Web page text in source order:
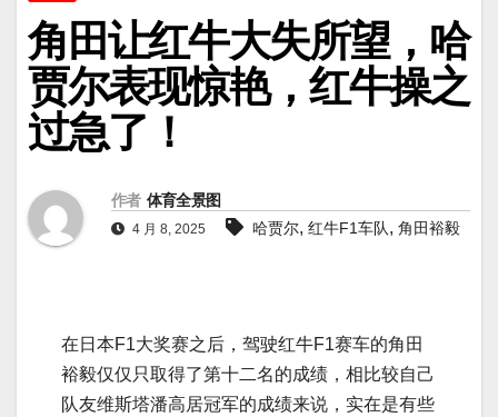
角田让红牛大失所望，哈
贾尔表现惊艳，红牛操之
过急了！
作者 体育全景图
4 月 8, 2025 哈贾尔, 红牛F1车队, 角田裕毅
在日本F1大奖赛之后，驾驶红牛F1赛车的角田
裕毅仅仅只取得了第十二名的成绩，相比较自己
队友维斯塔潘高居冠军的成绩来说，实在是有些